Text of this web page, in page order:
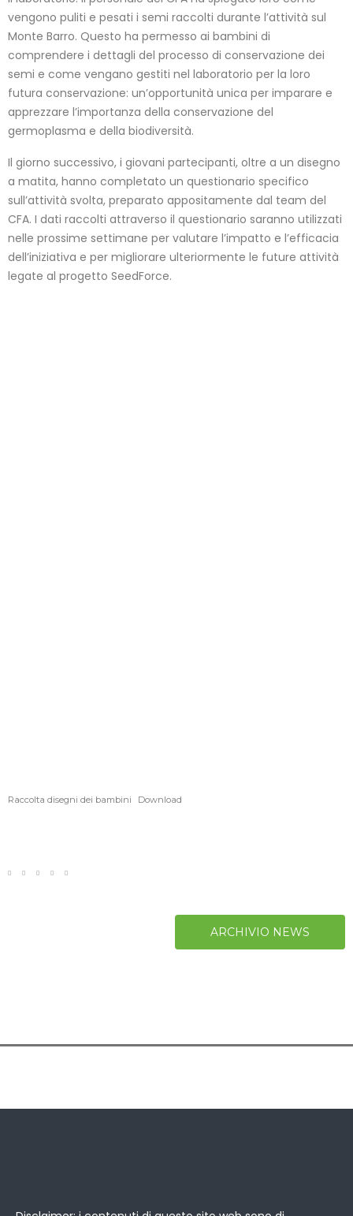
vengono puliti e pesati i semi raccolti durante l’attività sul
Monte Barro. Questo ha permesso ai bambini di
comprendere i dettagli del processo di conservazione dei
semi e come vengano gestiti nel laboratorio per la loro
futura conservazione: un’opportunità unica per imparare e
apprezzare l’importanza della conservazione del
germoplasma e della biodiversità.
Il giorno successivo, i giovani partecipanti, oltre a un disegno
a matita, hanno completato un questionario specifico
sull’attività svolta, preparato appositamente dal team del
CFA. I dati raccolti attraverso il questionario saranno utilizzati
nelle prossime settimane per valutare l’impatto e l’efficacia
dell’iniziativa e per migliorare ulteriormente le future attività
legate al progetto SeedForce.
Raccolta disegni dei bambini Download
ARCHIVIO NEWS